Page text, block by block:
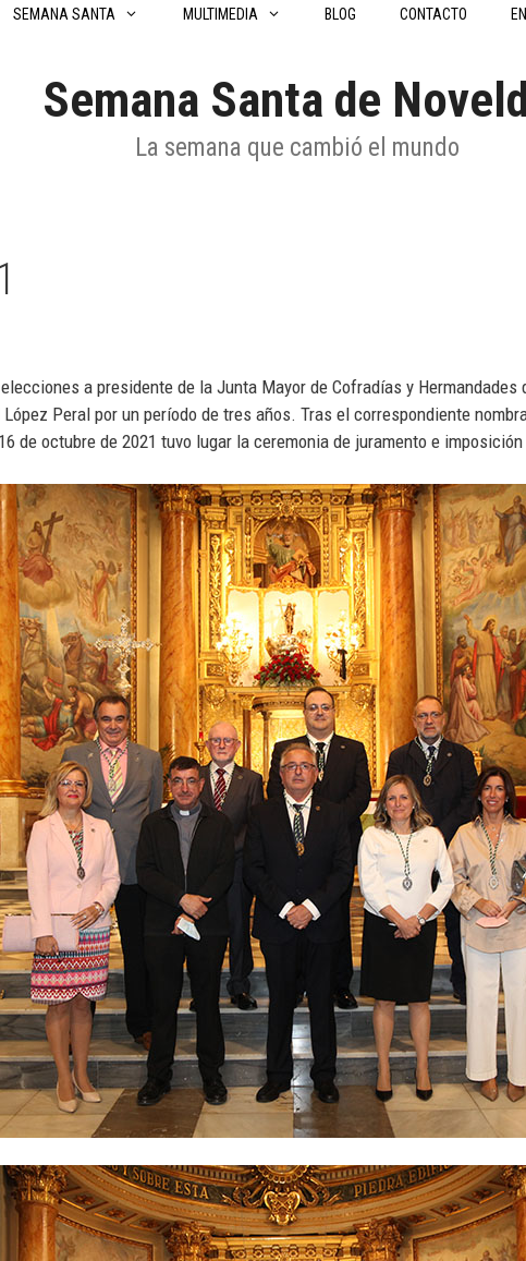
SEMANA SANTA MULTIMEDIA BLOG CONTACTO
Semana Santa de
La semana que cambió el mundo
a presidente de la Junta Mayor de Cofradías y Hermandades
Peral por un período de tres años. Tras el correspondiente
de octubre de 2021 tuvo lugar la ceremonia de juramento e